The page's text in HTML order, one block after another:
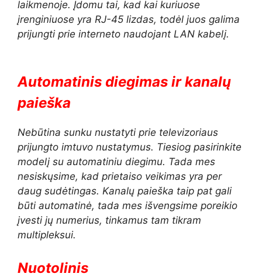
laikmenoje. Įdomu tai, kad kai kuriuose
įrenginiuose yra RJ-45 lizdas, todėl juos galima
prijungti prie interneto naudojant LAN kabelį.
Automatinis diegimas ir kanalų
paieška
Nebūtina sunku nustatyti prie televizoriaus
prijungto imtuvo nustatymus. Tiesiog pasirinkite
modelį su automatiniu diegimu. Tada mes
nesiskųsime, kad prietaiso veikimas yra per
daug sudėtingas. Kanalų paieška taip pat gali
būti automatinė, tada mes išvengsime poreikio
įvesti jų numerius, tinkamus tam tikram
multipleksui.
Nuotolinis